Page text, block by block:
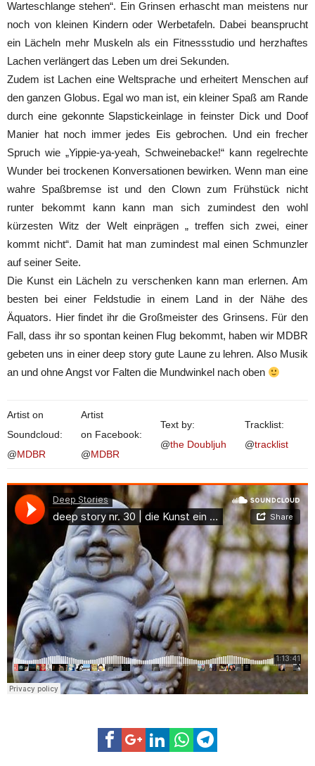
Warteschlange stehen“. Ein Grinsen erhascht man meistens nur
noch von kleinen Kindern oder Werbetafeln. Dabei beansprucht
ein Lächeln mehr Muskeln als ein Fitnessstudio und herzhaftes
Lachen verlängert das Leben um drei Sekunden.
Zudem ist Lachen eine Weltsprache und erheitert Menschen auf
den ganzen Globus. Egal wo man ist, ein kleiner Spaß am Rande
durch eine gekonnte Slapstickeinlage in feinster Dick und Doof
Manier hat noch immer jedes Eis gebrochen. Und ein frecher
Spruch wie „Yippie-ya-yeah, Schweinebacke!“ kann regelrechte
Wunder bei trockenen Konversationen bewirken. Wenn man eine
wahre Spaßbremse ist und den Clown zum Frühstück nicht
runter bekommt kann kann man sich zumindest den wohl
kürzesten Witz der Welt einprägen „ treffen sich zwei, einer
kommt nicht“. Damit hat man zumindest mal einen Schmunzler
auf seiner Seite.
Die Kunst ein Lächeln zu verschenken kann man erlernen. Am
besten bei einer Feldstudie in einem Land in der Nähe des
Äquators. Hier findet ihr die Großmeister des Grinsens. Für den
Fall, dass ihr so spontan keinen Flug bekommt, haben wir MDBR
gebeten uns in einer deep story gute Laune zu lehren. Also Musik
an und ohne Angst vor Falten die Mundwinkel nach oben
Artist on
Soundcloud:
@MDBR
Artist
on Facebook:
@MDBR
Text by:
@the Doubljuh
Tracklist:
@tracklist